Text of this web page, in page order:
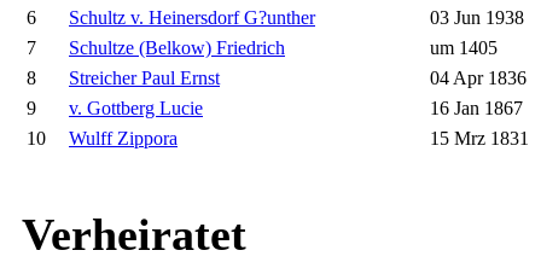
6
Schultz v. Heinersdorf G?unther
03 Jun 1938
7
Schultze (Belkow) Friedrich
um 1405
8
Streicher Paul Ernst
04 Apr 1836
9
v. Gottberg Lucie
16 Jan 1867
10
Wulff Zippora 15 Mrz 1831
Verheiratet